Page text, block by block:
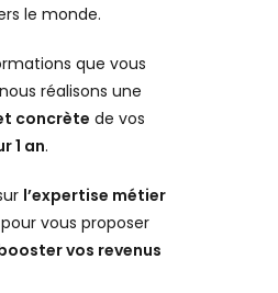
le monde.
que vous
réalisons une
concrète de vos
1 an.
l’expertise métier
vous proposer
vos revenus